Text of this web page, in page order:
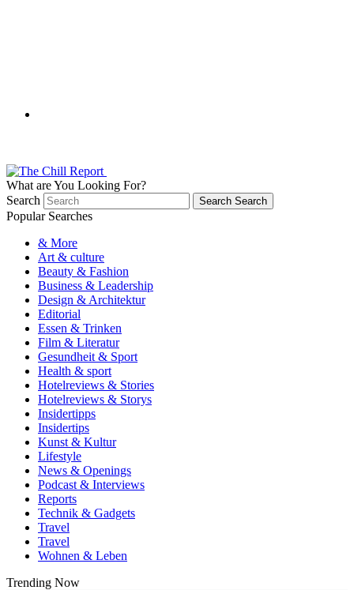
What are You Looking For?
Search
Search Search
Popular Searches
& More
Art & culture
Beauty & Fashion
Business & Leadership
Design & Architektur
Editorial
Essen & Trinken
Film & Literatur
Gesundheit & Sport
Health & sport
Hotelreviews & Stories
Hotelreviews & Storys
Insidertipps
Insidertips
Kunst & Kultur
Lifestyle
News & Openings
Podcast & Interviews
Reports
Technik & Gadgets
Travel
Travel
Wohnen & Leben
Trending Now